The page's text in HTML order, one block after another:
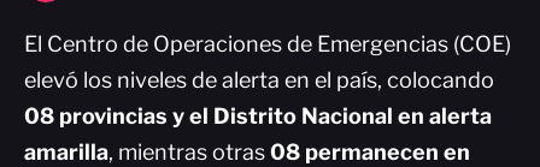
El Centro de Operaciones de Emergencias (COE)
elevó los niveles de alerta en el país, colocando
08 provincias y el Distrito Nacional en alerta
amarilla, mientras otras08 permanecen en